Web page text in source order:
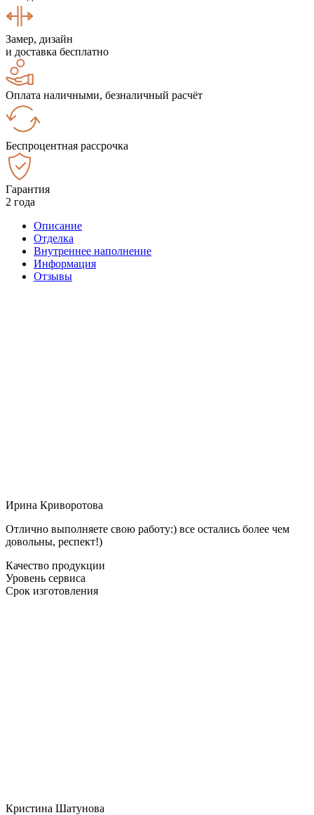
Замер, дизайн
и доставка бесплатно
Оплата наличными, безналичный расчёт
Беспроцентная рассрочка
Гарантия
2 года
Описание
Отделка
Внутреннее наполнение
Информация
Отзывы
Ирина Криворотова
Отлично выполняете свою работу:) все остались более чем
довольны, респект!)
Качество продукции
Уровень сервиса
Срок изготовления
Кристина Шатунова